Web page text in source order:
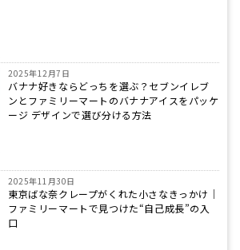
2025年12月7日
バナナ好きならどっちを選ぶ？セブンイレブ
ンとファミリーマートのバナナアイスをパッケ
ージ デザインで選び分ける方法
2025年11月30日
東京ばな奈クレープがくれた小さなきっかけ｜
ファミリーマートで見つけた“自己成長”の入
口